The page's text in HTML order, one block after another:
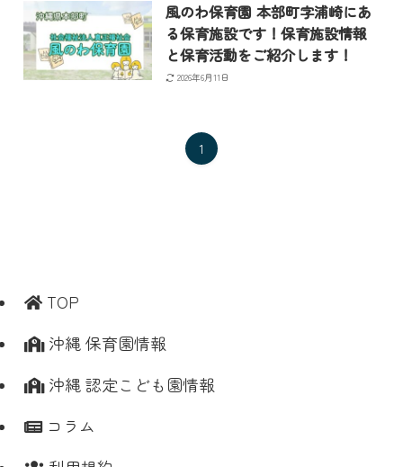
風のわ保育園 本部町字浦崎にあ
る保育施設です！保育施設情報
と保育活動をご紹介します！
2026年6月11日
1
TOP
沖縄 保育園情報
沖縄 認定こども園情報
コラム